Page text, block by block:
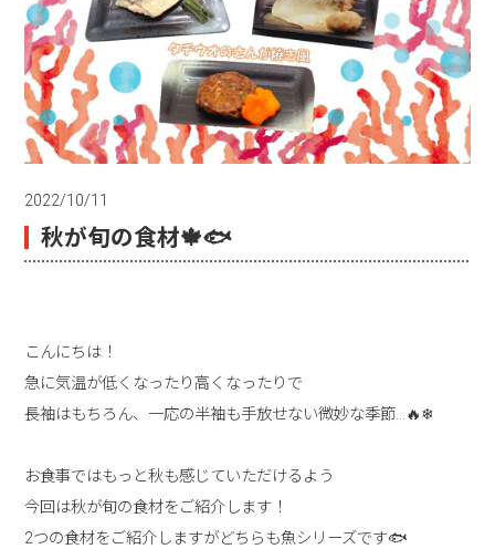
2022/10/11
秋が旬の食材🍁🐟
こんにちは！
急に気温が低くなったり高くなったりで
長袖はもちろん、一応の半袖も手放せない微妙な季節…🔥❄
お食事ではもっと秋も感じていただけるよう
今回は秋が旬の食材をご紹介します！
2つの食材をご紹介しますがどちらも魚シリーズです🐟